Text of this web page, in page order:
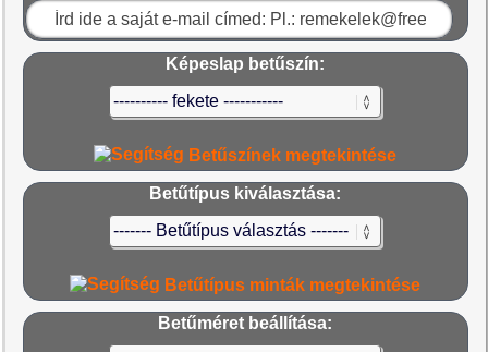
Képeslap betűszín:
Betűszínek megtekintése
Betűtípus kiválasztása:
Betűtípus minták megtekintése
Betűméret beállítása: